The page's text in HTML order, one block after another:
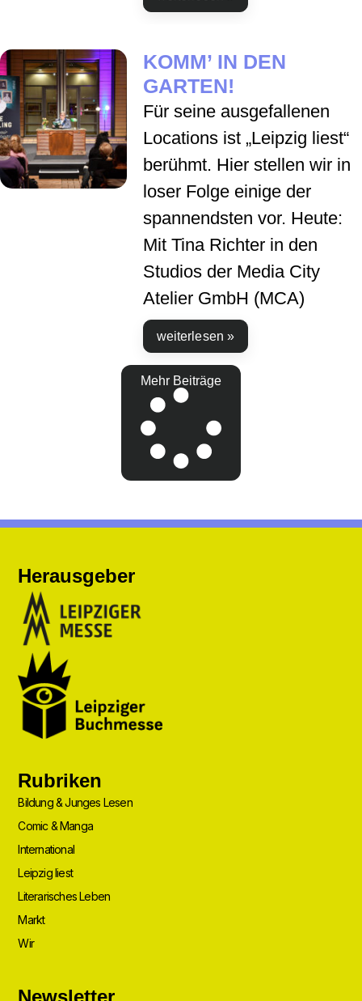
KOMM’ IN DEN
GARTEN!
Für seine ausgefallenen
Locations ist „Leipzig liest“
berühmt. Hier stellen wir in
loser Folge einige der
spannendsten vor. Heute:
Mit Tina Richter in den
Studios der Media City
Atelier GmbH (MCA)
weiterlesen »
Mehr Beiträge
Herausgeber
Rubriken
Bildung & Junges Lesen
Comic & Manga
International
Leipzig liest
Literarisches Leben
Markt
Wir